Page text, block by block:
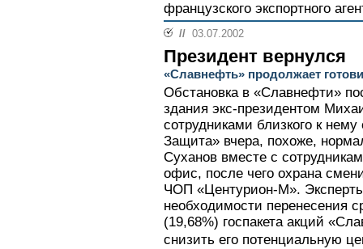
французского экспортного
// 03.07.2002
Президент вернулся
«Славнефть» продолжает
Обстановка в «Славнефти»
здания экс-президентом
сотрудниками близкого к
Защита» вчера, похоже,
Суханов вместе с
офис, после чего охрана
ЧОП «Центурион-М».
необходимости перенесения
(19,68%) госпакета акций
снизить его потенциальную